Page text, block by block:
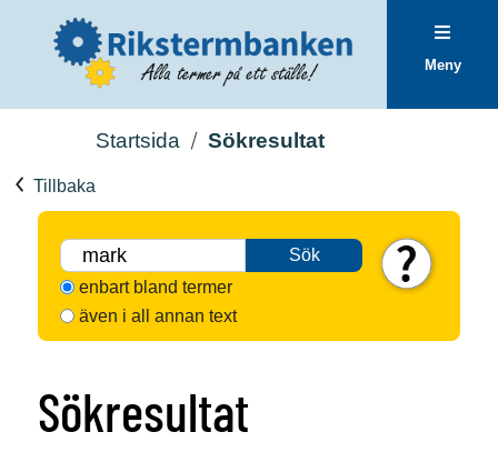
Meny
Startsida Sökresultat
Tillbaka
Sök
enbart bland termer
även i all annan text
Sökresultat